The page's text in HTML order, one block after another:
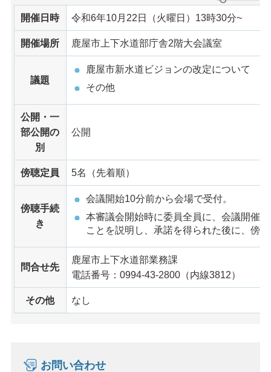
開催日時 令和6年10月22日（火曜日）13時30分~
開催場所 鹿屋市上下水道部庁舎2階大会議室
議題
鹿屋市新水道ビジョンの改定について
その他
公開・一
部公開の
別
公開
傍聴定員 5名（先着順）
傍聴手続
き
会議開始10分前から会場で受付。
本審議会開始時に委員全員に、会議開催
ことを説明し、承諾を得られた後に、傍
問合せ先
鹿屋市上下水道部業務課
電話番号：0994-43-2800（内線3812）
その他 なし
お問い合わせ